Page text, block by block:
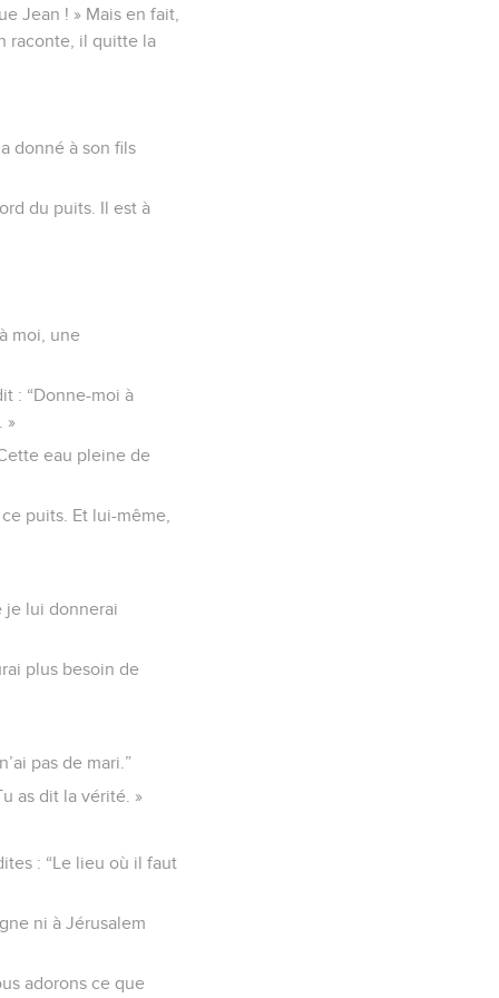
Jean ! » Mais en fait,
raconte, il quitte la
donné à son fils
du puits. Il est à
moi, une
: “Donne-moi à
»
eau pleine de
puits. Et lui-même,
je lui donnerai
plus besoin de
pas de mari.”
as dit la vérité. »
: “Le lieu où il faut
ni à Jérusalem
adorons ce que